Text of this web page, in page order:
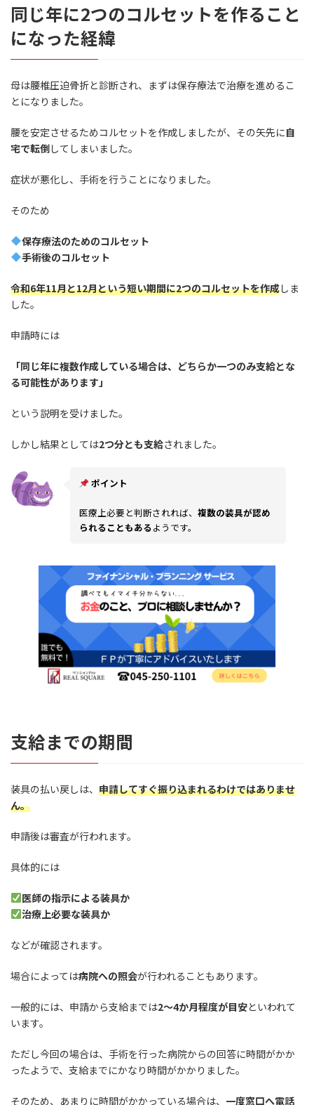
同じ年に2つのコルセットを作ること
になった経緯
母は腰椎圧迫骨折と診断され、まずは保存療法で治療を進めるこ
とになりました。
腰を安定させるためコルセットを作成しましたが、その矢先に自
宅で転倒してしまいました。
症状が悪化し、手術を行うことになりました。
そのため
保存療法のためのコルセット
手術後のコルセット
令和6年11月と12月という短い期間に2つのコルセットを作成しま
した。
申請時には
「同じ年に複数作成している場合は、どちらか一つのみ支給とな
る可能性があります」
という説明を受けました。
しかし結果としては2つ分とも支給されました。
ポイント
医療上必要と判断されれば、 複数の装具が認め
られることもあるようです。
支給までの期間
装具の払い戻しは、 申請してすぐ振り込まれるわけではありませ
ん。
申請後は審査が行われます。
具体的には
医師の指示による装具か
治療上必要な装具か
などが確認されます。
場合によっては病院への照会が行われることもあります。
一般的には、申請から支給までは2～4か月程度が目安といわれて
います。
ただし今回の場合は、手術を行った病院からの回答に時間がかか
ったようで、支給までにかなり時間がかかりました。
そのため、あまりに時間がかかっている場合は、 一度窓口へ電話